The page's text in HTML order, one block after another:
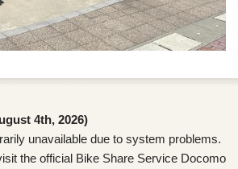
4th, 2026)
unavailable due to system problems.
the official Bike Share Service Docomo